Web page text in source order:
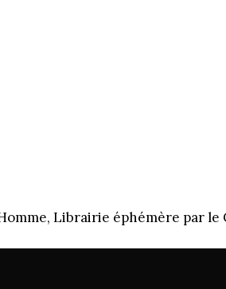
Librairie éphémère par le